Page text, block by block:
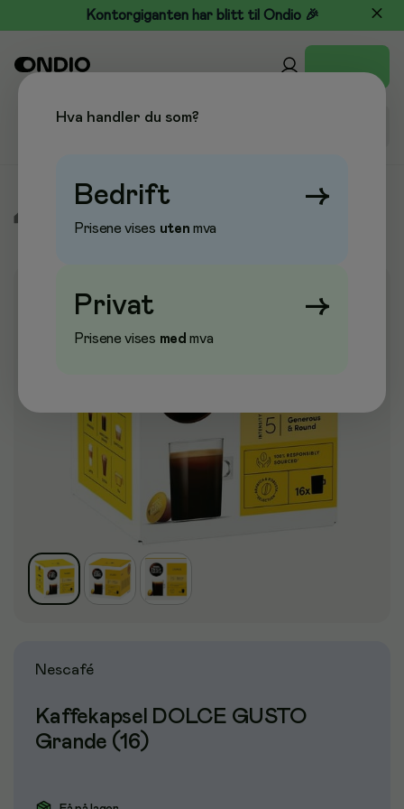
Kontorgiganten har blitt til Ondio 🎉
Nescafé
Kaffekapsel DOLCE GUSTO
Grande (16)
Hva handler du som?
Bedrift →
Prisene vises uten mva
Privat →
Prisene vises med mva